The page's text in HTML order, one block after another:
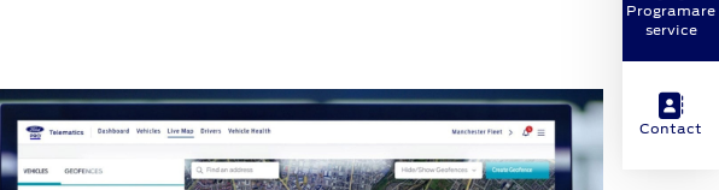
Programare
service
Contact